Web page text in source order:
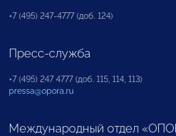
+7 (495) 247-4777 (доб. 124)
Пресс-служба
+7 (495) 247 4777 (доб. 115, 114, 113)
pressa@opora.ru
Международный отдел